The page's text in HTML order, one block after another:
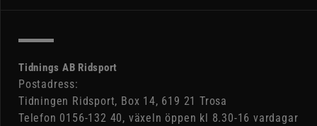
Tidnings AB Ridsport
Postadress:
Tidningen Ridsport, Box 14, 619 21 Trosa
Telefon 0156-132 40, växeln öppen kl 8.30-16 vardagar